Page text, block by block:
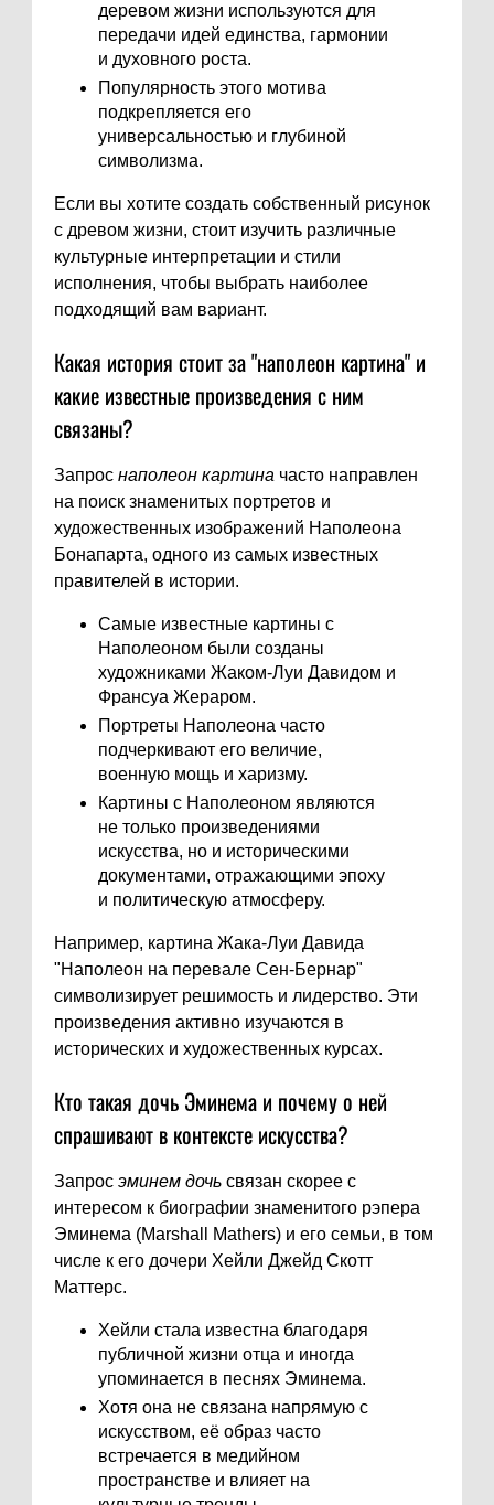
деревом жизни используются для
передачи идей единства, гармонии
и духовного роста.
Популярность этого мотива
подкрепляется его
универсальностью и глубиной
символизма.
Если вы хотите создать собственный рисунок
с древом жизни, стоит изучить различные
культурные интерпретации и стили
исполнения, чтобы выбрать наиболее
подходящий вам вариант.
Какая история стоит за "наполеон картина" и
какие известные произведения с ним
связаны?
Запрос наполеон картина часто направлен
на поиск знаменитых портретов и
художественных изображений Наполеона
Бонапарта, одного из самых известных
правителей в истории.
Самые известные картины с
Наполеоном были созданы
художниками Жаком-Луи Давидом и
Франсуа Жераром.
Портреты Наполеона часто
подчеркивают его величие,
военную мощь и харизму.
Картины с Наполеоном являются
не только произведениями
искусства, но и историческими
документами, отражающими эпоху
и политическую атмосферу.
Например, картина Жака-Луи Давида
"Наполеон на перевале Сен-Бернар"
символизирует решимость и лидерство. Эти
произведения активно изучаются в
исторических и художественных курсах.
Кто такая дочь Эминема и почему о ней
спрашивают в контексте искусства?
Запрос эминем дочь связан скорее с
интересом к биографии знаменитого рэпера
Эминема (Marshall Mathers) и его семьи, в том
числе к его дочери Хейли Джейд Скотт
Маттерс.
Хейли стала известна благодаря
публичной жизни отца и иногда
упоминается в песнях Эминема.
Хотя она не связана напрямую с
искусством, её образ часто
встречается в медийном
пространстве и влияет на